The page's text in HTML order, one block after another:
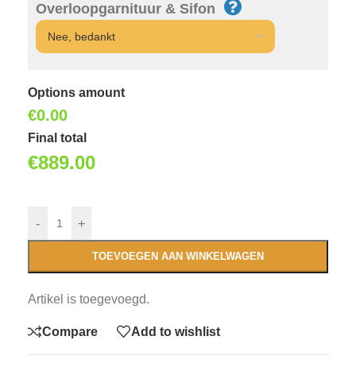
Overloopgarnituur & Sifon
Options amount
€0.00
Final total
€889.00
- +
TOEVOEGEN AAN WINKELWAGEN
Artikel is toegevoegd.
Compare Add to wishlist